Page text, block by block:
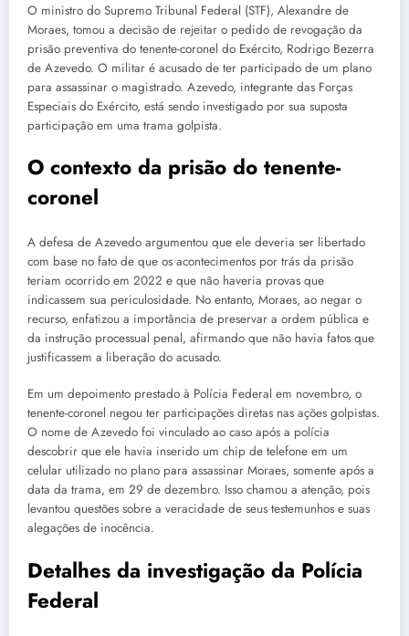
O ministro do Supremo Tribunal Federal (STF), Alexandre de
Moraes, tomou a decisão de rejeitar o pedido de revogação da
prisão preventiva do tenente-coronel do Exército, Rodrigo Bezerra
de Azevedo. O militar é acusado de ter participado de um plano
para assassinar o magistrado. Azevedo, integrante das Forças
Especiais do Exército, está sendo investigado por sua suposta
participação em uma trama golpista.
O contexto da prisão do tenente-
coronel
A defesa de Azevedo argumentou que ele deveria ser libertado
com base no fato de que os acontecimentos por trás da prisão
teriam ocorrido em 2022 e que não haveria provas que
indicassem sua periculosidade. No entanto, Moraes, ao negar o
recurso, enfatizou a importância de preservar a ordem pública e
da instrução processual penal, afirmando que não havia fatos que
justificassem a liberação do acusado.
Em um depoimento prestado à Polícia Federal em novembro, o
tenente-coronel negou ter participações diretas nas ações golpistas.
O nome de Azevedo foi vinculado ao caso após a polícia
descobrir que ele havia inserido um chip de telefone em um
celular utilizado no plano para assassinar Moraes, somente após a
data da trama, em 29 de dezembro. Isso chamou a atenção, pois
levantou questões sobre a veracidade de seus testemunhos e suas
alegações de inocência.
Detalhes da investigação da Polícia
Federal